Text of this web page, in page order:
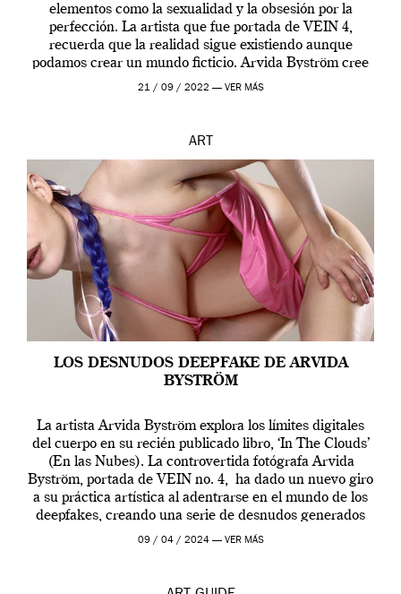
elementos como la sexualidad y la obsesión por la
perfección. La artista que fue portada de VEIN 4,
recuerda que la realidad sigue existiendo aunque
podamos crear un mundo ficticio. Arvida Byström cree
que los humanos tienen un complejo […]
21 / 09 / 2022 — VER MÁS
ART
LOS DESNUDOS DEEPFAKE DE ARVIDA
BYSTRÖM
La artista Arvida Byström explora los límites digitales
del cuerpo en su recién publicado libro, ‘In The Clouds’
(En las Nubes). La controvertida fotógrafa Arvida
Byström, portada de VEIN no. 4, ha dado un nuevo giro
a su práctica artística al adentrarse en el mundo de los
deepfakes, creando una serie de desnudos generados
por […]
09 / 04 / 2024 — VER MÁS